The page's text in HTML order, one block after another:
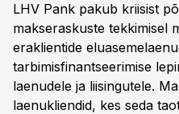
LHV Pank pakub kriisist
makseraskuste tekkimisel
eraklientide
tarbimisfinantseerimise
laenudele ja liisingutele.
laenukliendid, kes seda